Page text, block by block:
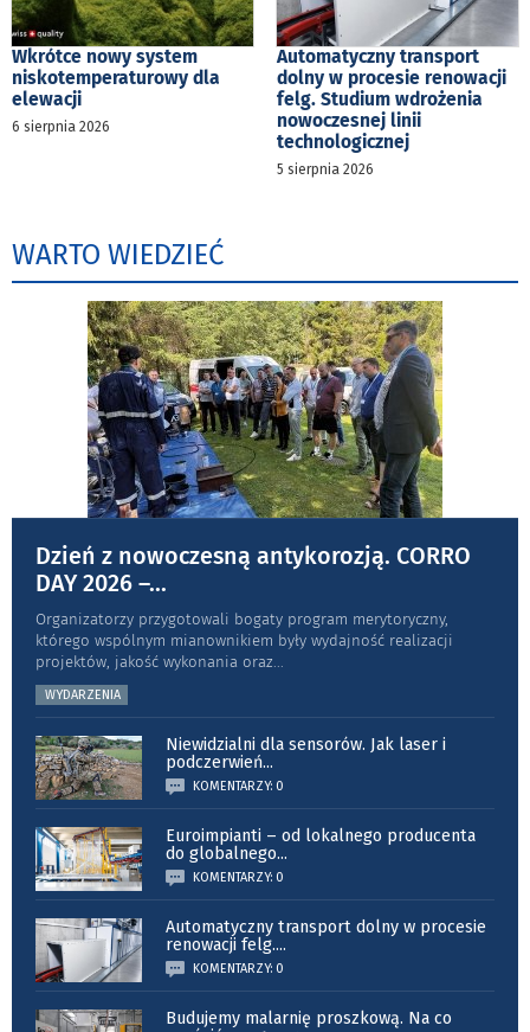
Wkrótce nowy system
niskotemperaturowy dla
elewacji
6 sierpnia 2026
Automatyczny transport
dolny w procesie renowacji
felg. Studium wdrożenia
nowoczesnej linii
technologicznej
5 sierpnia 2026
WARTO WIEDZIEĆ
Dzień z nowoczesną antykorozją. CORRO
DAY 2026 –...
Organizatorzy przygotowali bogaty program merytoryczny,
którego wspólnym mianownikiem były wydajność realizacji
projektów, jakość wykonania oraz
WYDARZENIA
Niewidzialni dla sensorów. Jak laser i
podczerwień...
KOMENTARZY: 0
Euroimpianti – od lokalnego producenta
do globalnego...
KOMENTARZY: 0
Automatyczny transport dolny w procesie
renowacji felg....
KOMENTARZY: 0
Budujemy malarnię proszkową. Na co